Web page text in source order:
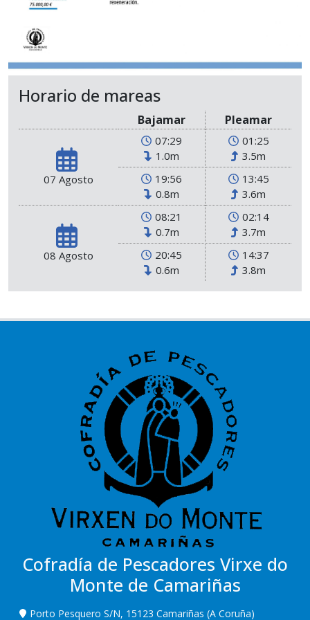
Horario de mareas
Bajamar Pleamar
07 Agosto
07:29
1.0m
01:25
3.5m
19:56
0.8m
13:45
3.6m
08 Agosto
08:21
0.7m
02:14
3.7m
20:45
0.6m
14:37
3.8m
Cofradía de Pescadores Virxe do
Monte de Camariñas
Porto Pesquero S/N, 15123 Camariñas (A Coruña)